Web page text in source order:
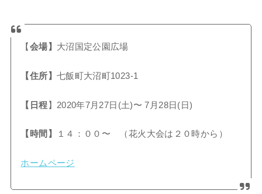
【 会場】 大沼国定公園広場
【住所】 七飯町大沼町1023-1
【日程】2020年7月27日(土)〜 7月28日(日)
【時間】 １４：００〜 （花火大会は２０時から）
ホームページ